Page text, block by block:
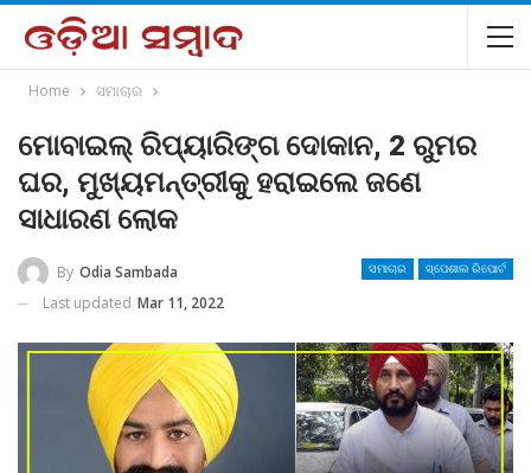
Home ସମାଚାର
ମୋବାଇଲ୍ ରିପ୍ୟାରିଙ୍ଗ ଦୋକାନ, 2 ରୁମର
ଘର, ମୁଖ୍ୟମନ୍ତ୍ରୀକୁ ହରାଇଲେ ଜଣେ
ସାଧାରଣ ଲୋକ
ସମାଚାର ସ୍ପେଶାଲ ରିପୋର୍ଟ
By Odia Sambada
Last updated Mar 11, 2022